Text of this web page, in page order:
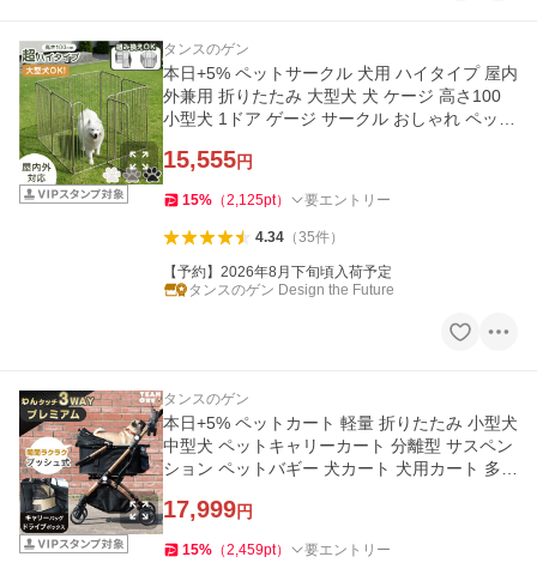
タンスのゲン
本日+5% ペットサークル 犬用 ハイタイプ 屋内
外兼用 折りたたみ 大型犬 犬 ケージ 高さ100
小型犬 1ドア ゲージ サークル おしゃれ ペット
15,555円
15% （2,125pt） 要エントリー
4.34（35件）
【予約】2026年8月下旬頃入荷予定
タンスのゲン Design the Future
タンスのゲン
本日+5% ペットカート 軽量 折りたたみ 小型犬
中型犬 ペットキャリーカート 分離型 サスペン
ション ペットバギー 犬カート 犬用カート 多頭
17,999円
15% （2,459pt） 要エントリー